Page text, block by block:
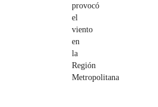
provocó
el
viento
en
la
Región
Metropolitana